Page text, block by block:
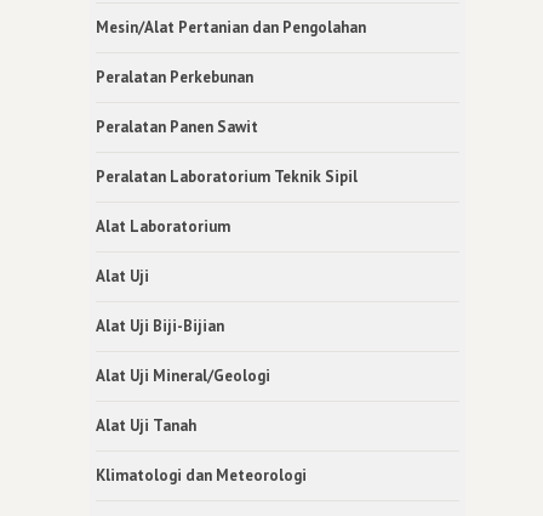
Mesin/Alat Pertanian dan Pengolahan
Peralatan Perkebunan
Peralatan Panen Sawit
Peralatan Laboratorium Teknik Sipil
Alat Laboratorium
Alat Uji
Alat Uji Biji-Bijian
Alat Uji Mineral/Geologi
Alat Uji Tanah
Klimatologi dan Meteorologi